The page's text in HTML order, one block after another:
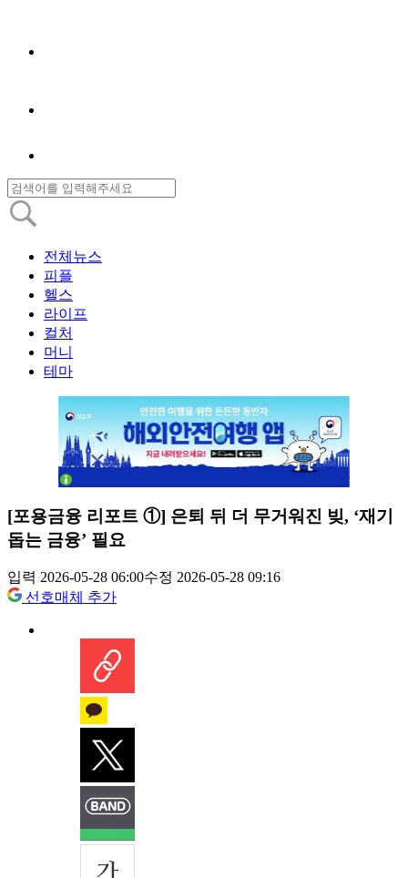
전체뉴스
피플
헬스
라이프
컬처
머니
테마
[포용금융 리포트 ①] 은퇴 뒤 더 무거워진 빚, ‘재기
돕는 금융’ 필요
입력 2026-05-28 06:00수정 2026-05-28 09:16
선호매체 추가